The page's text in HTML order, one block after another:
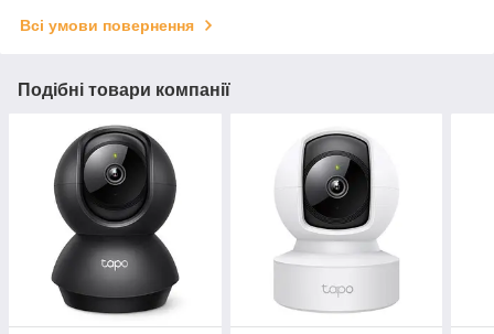
Всі умови повернення
Подібні товари компанії